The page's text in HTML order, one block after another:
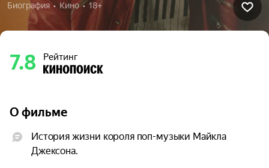
Биография  •  Кино  •  18+
7.8 Рейтинг
О фильме
История жизни короля поп-музыки Майкла
Джексона.